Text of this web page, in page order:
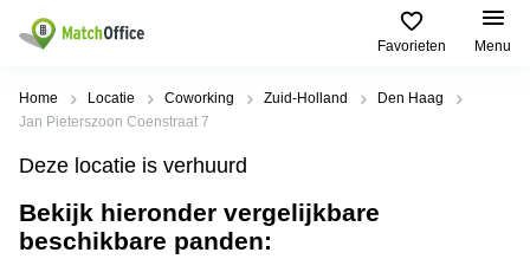
Favorieten Menu
Huren / Verhuren
Productpagina's
Kantoorruimten
Business
Populaire
Steden
Alkmaar
Populaire
zoekopdrachten
Kantoorruimte
in Breda
Help
Over ons
Home Locatie Coworking Zuid-Holland
Den Haag
Jan Pieterszoon Coenstraat 7
Deze locatie is verhuurd
Bekijk hieronder vergelijkbare
beschikbare panden: